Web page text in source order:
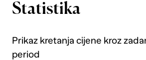
Statistika
Prikaz kretanja cijene kroz
period